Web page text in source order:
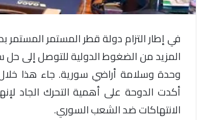
في إطار التزام دولة قطر المستمر
المزيد من الضغوط الدولية للتوصل
وحدة وسلامة أراضي سورية. جاء هذا خلال
أكدت الدوحة على أهمية التحرك الجاد
الانتهاكات ضد الشعب السوري.